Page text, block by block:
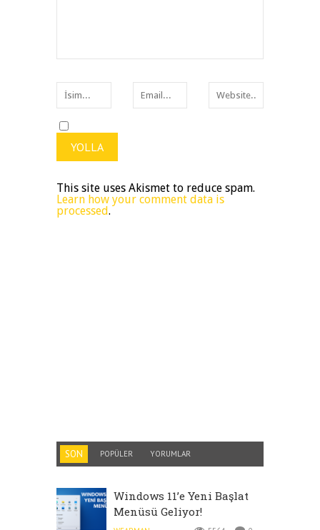
This site uses Akismet to reduce spam.
Learn how your comment data is
processed.
SON POPÜLER YORUMLAR
Windows 11’e Yeni Başlat
Menüsü Geliyor!